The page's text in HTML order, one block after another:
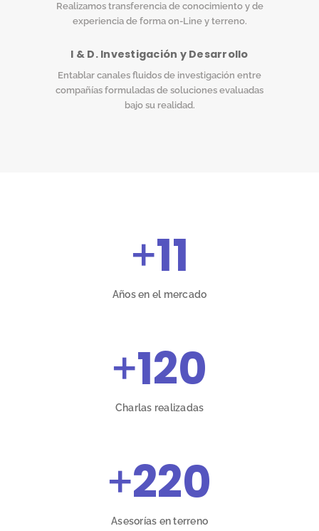
Realizamos transferencia de conocimiento y de
experiencia de forma on-Line y terreno.
I & D. Investigación y Desarrollo
Entablar canales fluidos de investigación entre
compañías formuladas de soluciones evaluadas
bajo su realidad.
+11
Años en el mercado
+120
Charlas realizadas
+220
Asesorías en terreno